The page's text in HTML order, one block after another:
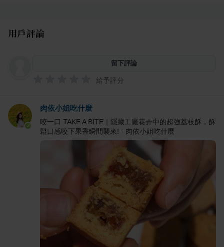
用戶評論
留下評論
給予評分
肉依小姐吃什麼
咬一口 TAKE A BITE｜隱藏工廠巷弄中的超強荔枝酥，酥
鬆口感咬下果香瞬間襲來! - 肉依小姐吃什麼